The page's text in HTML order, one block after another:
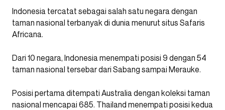
Indonesia tercatat sebagai salah satu negara dengan
taman nasional terbanyak di dunia menurut situs Safaris
Africana.
Dari 10 negara, Indonesia menempati posisi 9 dengan 54
taman nasional tersebar dari Sabang sampai Merauke.
Posisi pertama ditempati Australia dengan koleksi taman
nasional mencapai 685. Thailand menempati posisi kedua